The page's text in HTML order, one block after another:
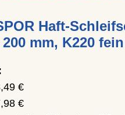
Haft-
mm, K220 fein
€
€